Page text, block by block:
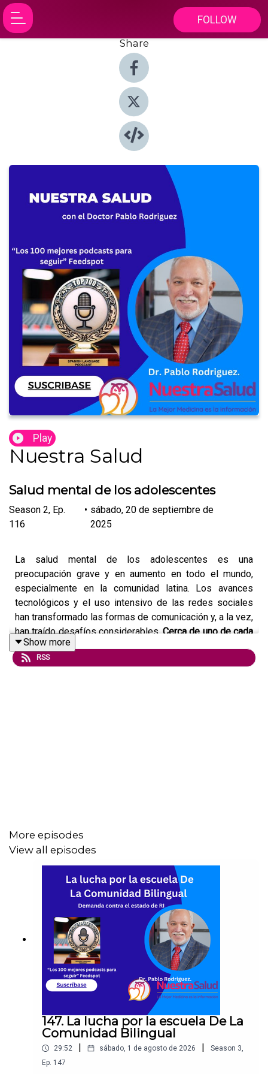
FOLLOW
Share
Play
Nuestra Salud
Salud mental de los adolescentes
Season 2, Ep.
116
• sábado, 20 de septiembre de
2025
La salud mental de los adolescentes es una
preocupación grave y en aumento en todo el mundo,
especialmente en la comunidad latina. Los avances
tecnológicos y el uso intensivo de las redes sociales
han transformado las formas de comunicación y, a la vez,
han traído desafíos considerables.Cerca de uno de cada
tres adolescentes en EEUU recibió tratamiento de salud
mental en 2023
cofundadoras de Latino Mental Health Network de RI o
red de salud mental latina.
#saludmental #latinos #latinas
Show more
RSS
More episodes
View all episodes
147. La lucha por la escuela De La
Comunidad Bilingual
29:52 | sábado, 1 de agosto de 2026 | Season 3,
Ep. 147